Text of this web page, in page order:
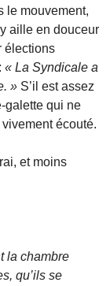
le mouvement,
aille en douceur
élections
La Syndicale a
S’il est assez
galette qui ne
écouté.
et moins
la chambre
qu’ils se